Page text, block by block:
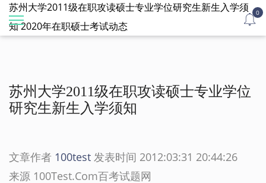
苏州大学2011级在职攻读硕士专业学位研究生新生入学须
知 2020年在职硕士考试动态
0
苏州大学2011级在职攻读硕士专业学位
研究生新生入学须知
文章作者 100test 发表时间 2012:03:31 20:44:26
来源 100Test.Com百考试题网